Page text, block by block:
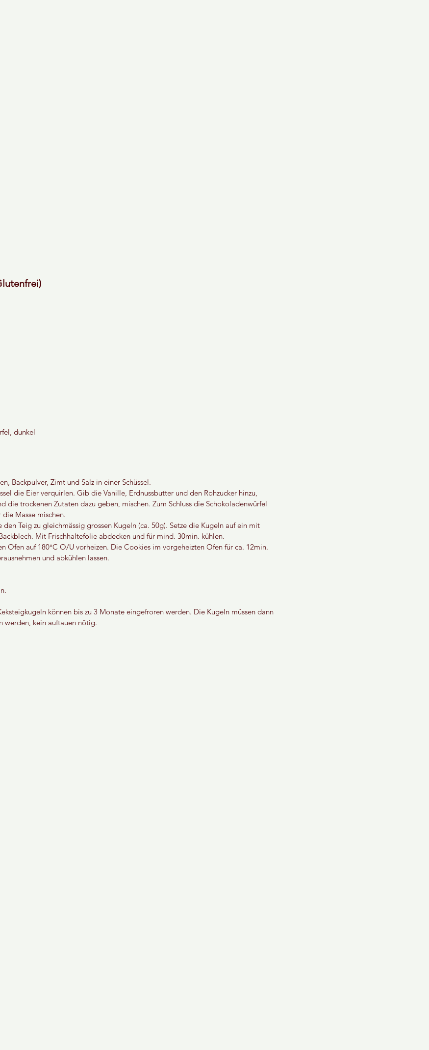
dunkel
Backpulver, Zimt und Salz in einer Schüssel.
die Eier verquirlen. Gib die Vanille, Erdnussbutter und den Rohzucker hinzu,
die trockenen Zutaten dazu geben, mischen. Zum Schluss die Schokoladenwürfel
Masse mischen.
Teig zu gleichmässig grossen Kugeln (ca. 50g). Setze die Kugeln auf ein mit
Mit Frischhaltefolie abdecken und für mind. 30min. kühlen.
Ofen auf 180°C O/U vorheizen. Die Cookies im vorgeheizten Ofen für ca. 12min.
und abkühlen lassen.
können bis zu 3 Monate eingefroren werden. Die Kugeln müssen dann
werden, kein auftauen nötig.